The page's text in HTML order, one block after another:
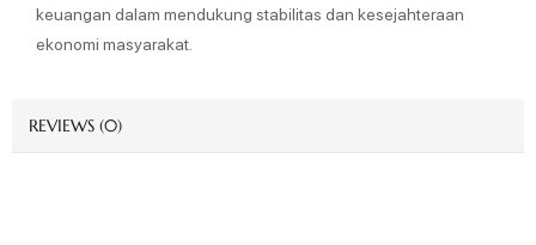
keuangan dalam mendukung stabilitas dan kesejahteraan
ekonomi masyarakat.
REVIEWS (0)